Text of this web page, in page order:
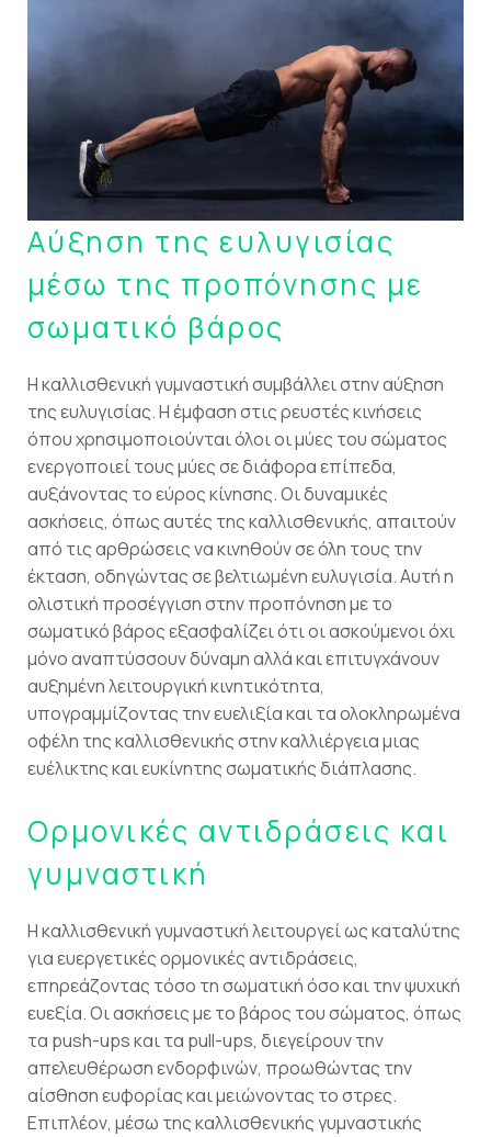
Αύξηση της ευλυγισίας
μέσω της προπόνησης με
σωματικό βάρος
Η καλλισθενική γυμναστική συμβάλλει στην αύξηση
της ευλυγισίας. Η έμφαση στις ρευστές κινήσεις
όπου χρησιμοποιούνται όλοι οι μύες του σώματος
ενεργοποιεί τους μύες σε διάφορα επίπεδα,
αυξάνοντας το εύρος κίνησης. Οι δυναμικές
ασκήσεις, όπως αυτές της καλλισθενικής, απαιτούν
από τις αρθρώσεις να κινηθούν σε όλη τους την
έκταση, οδηγώντας σε βελτιωμένη ευλυγισία. Αυτή η
ολιστική προσέγγιση στην προπόνηση με το
σωματικό βάρος εξασφαλίζει ότι οι ασκούμενοι όχι
μόνο αναπτύσσουν δύναμη αλλά και επιτυγχάνουν
αυξημένη λειτουργική κινητικότητα,
υπογραμμίζοντας την ευελιξία και τα ολοκληρωμένα
οφέλη της καλλισθενικής στην καλλιέργεια μιας
ευέλικτης και ευκίνητης σωματικής διάπλασης.
Ορμονικές αντιδράσεις και
γυμναστική
Η καλλισθενική γυμναστική λειτουργεί ως καταλύτης
για ευεργετικές ορμονικές αντιδράσεις,
επηρεάζοντας τόσο τη σωματική όσο και την ψυχική
ευεξία. Οι ασκήσεις με το βάρος του σώματος, όπως
τα push-ups και τα pull-ups, διεγείρουν την
απελευθέρωση ενδορφινών, προωθώντας την
αίσθηση ευφορίας και μειώνοντας το στρες.
Επιπλέον, μέσω της καλλισθενικής γυμναστικής